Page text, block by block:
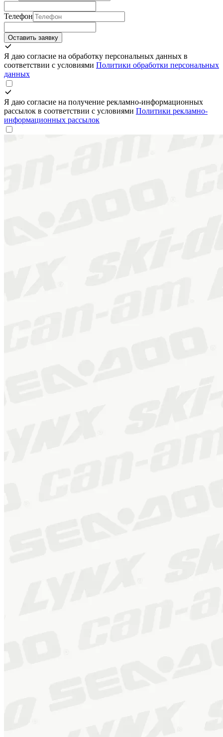
Телефон
Оставить заявку
Я даю согласие на обработку персональных данных в
соответствии с условиями Политики обработки персональных
данных
Я даю согласие на получение рекламно-информационных
рассылок в соответствии с условиями Политики рекламно-
информационных рассылок